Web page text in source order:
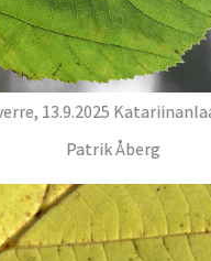
13.9.2025
Patrik Åberg